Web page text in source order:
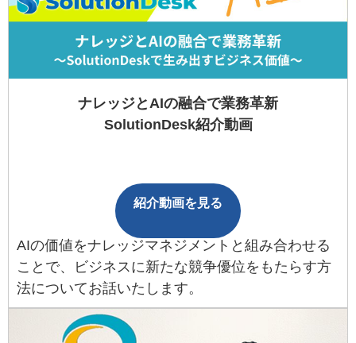
ナレッジとAIの融合で業務革新
SolutionDesk紹介動画
紹介動画を見る
AIの価値をナレッジマネジメントと組み合わせる
ことで、ビジネスに新たな競争優位をもたらす方
法についてお話いたします。